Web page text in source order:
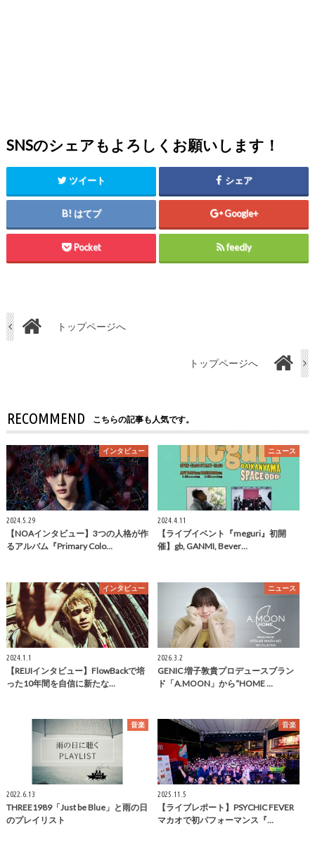
SNSのシェアもよろしくお願いします！
ツイート シェア
はてブ Google+
Pocket feedly
トップページへ
トップページへ
RECOMMEND こちらの記事も人気です。
インタビュー
2024.5.29
【NOAインタビュー】3つの人格が作
るアルバム『Primary Colo…
ニュース
2024.4.11
【ライブイベント『meguri』初開
催】gb, GANMI, Bever…
インタビュー
2024.1.1
【REIJIインタビュー】FlowBackで培
った10年間を自信に新たな…
ニュース
2026.3.2
GENIC 増子敦貴プロデュースブラン
ド「A.MOON」から“HOME …
音楽
2022.6.13
THREE1989「Just be Blue」と雨の日
のプレイリスト
音楽
2025.11.5
【ライブレポート】PSYCHIC FEVER
マカオで初パフォーマンス『…